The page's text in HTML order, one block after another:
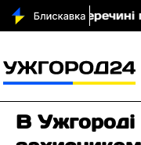
У Перечині
В